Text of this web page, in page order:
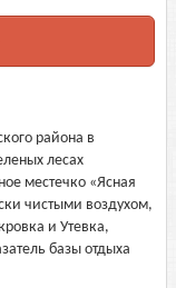
района в
лесах
местечко «Ясная
чистыми воздухом,
и Утевка,
базы отдыха